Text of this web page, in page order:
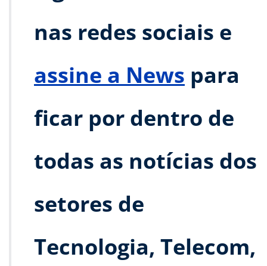
nas redes sociais e
assine a News para
ficar por dentro de
todas as notícias dos
setores de
Tecnologia, Telecom,